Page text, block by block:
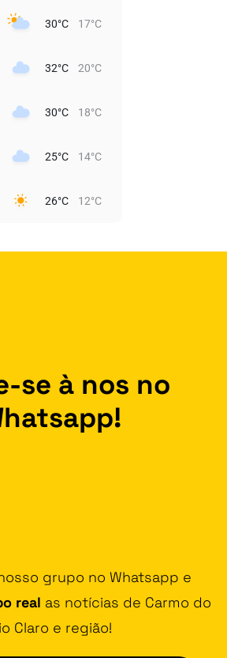
30°C 17°C
32°C 20°C
30°C 18°C
25°C 14°C
26°C 12°C
se à nos no
grupo no Whatsapp e
real as notícias de Carmo do
Claro e região!